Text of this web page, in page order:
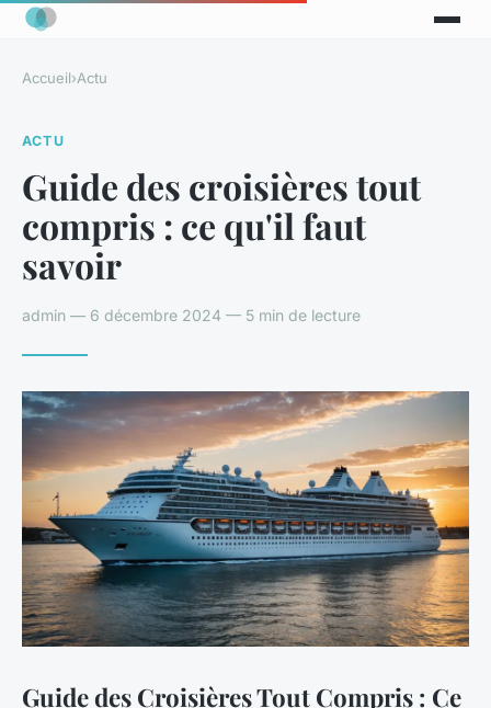
Accueil›Actu
ACTU
Guide des croisières tout
compris : ce qu'il faut
savoir
admin — 6 décembre 2024 — 5 min de lecture
Guide des Croisières Tout Compris : Ce